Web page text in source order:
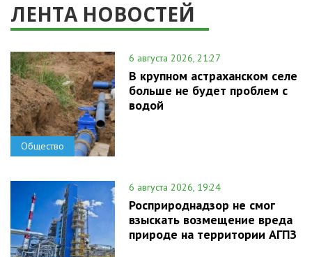
ЛЕНТА НОВОСТЕЙ
Общество
6 августа 2026, 21:27
В крупном астраханском селе
больше не будет проблем с
водой
6 августа 2026, 19:24
Росприроднадзор не смог
взыскать возмещение вреда
природе на территории АГПЗ